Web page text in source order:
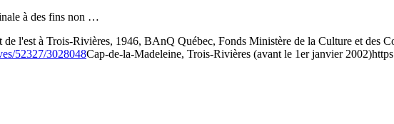
à des fins non …
de l'est à Trois-Rivières, 1946, BAnQ Québec, Fonds Ministère de la Culture et des
52327/3028048Cap-de-la-Madeleine, Trois-Rivières (avant le 1er janvier 2002)